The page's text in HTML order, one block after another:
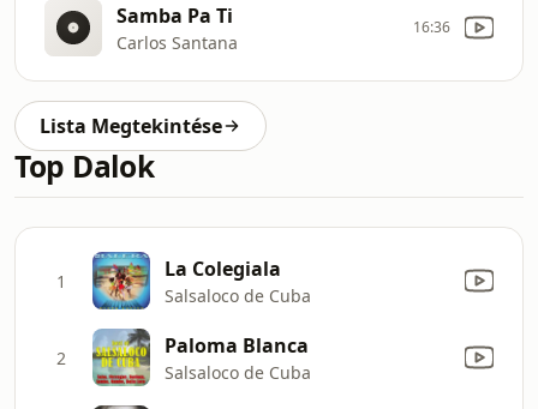
Samba Pa Ti
Carlos Santana
16:36
Lista Megtekintése
Top Dalok
1 La Colegiala
Salsaloco de Cuba
2 Paloma Blanca
Salsaloco de Cuba